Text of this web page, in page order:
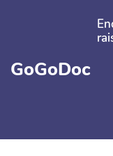
Aller au contenu
GoGoDoc